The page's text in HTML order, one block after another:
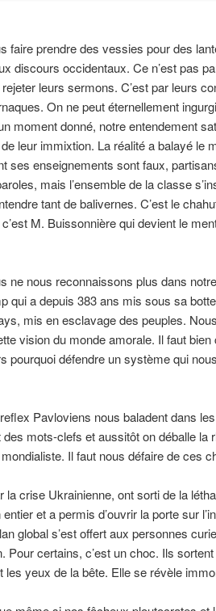
faire prendre des vessies pour des
discours occidentaux. Ce n’est pas
leurs sermons. C’est par leurs
On ne peut éternellement
moment donné, notre entendement
leur immixtion. La réalité a balayé le
ses enseignements sont faux,
mais l’ensemble de la classe
tant de balivernes. C’est le
M. Buissonnière qui devient le
ne nous reconnaissons plus dans
qui a depuis 383 ans mis sous sa
mis en esclavage des peuples.
vision du monde amorale. Il faut
défendre un système qui
Pavloviens nous baladent dans
mots-clefs et aussitôt on déballe la
Il faut nous défaire de ces
crise Ukrainienne, ont sorti de la
et a permis d’ouvrir la porte sur
global s’est offert aux personnes
certains, c’est un choc. Ils sortent
yeux de la bête. Elle se révèle